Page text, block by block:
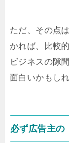
ただ、その点
かれば、比較
ビジネスの隙
面白いかもし
必ず広告主の